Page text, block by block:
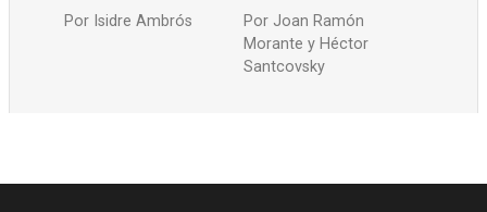
Por Isidre Ambrós Por Joan Ramón
Morante y Héctor
Santcovsky